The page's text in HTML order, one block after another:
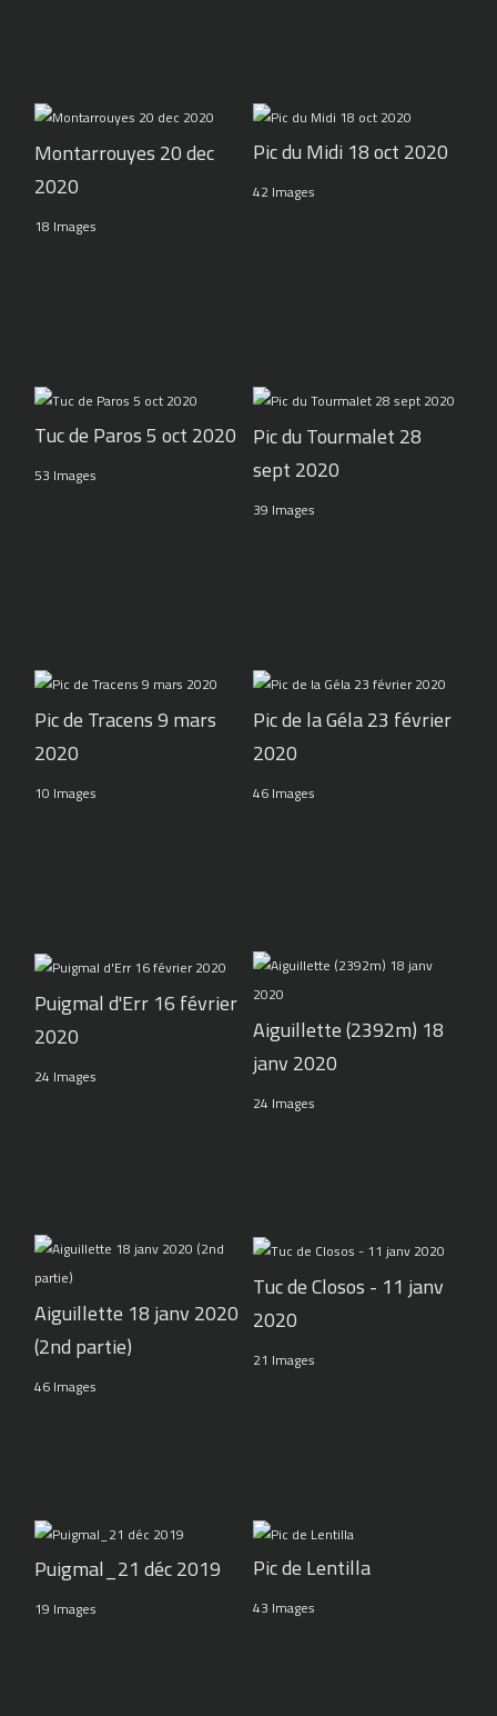
Montarrouyes 20 dec
2020
18 Images
Pic du Midi 18 oct 2020
42 Images
Tuc de Paros 5 oct 2020
53 Images
Pic du Tourmalet 28
sept 2020
39 Images
Pic de Tracens 9 mars
2020
10 Images
Pic de la Géla 23 février
2020
46 Images
Puigmal d'Err 16 février
2020
24 Images
Aiguillette (2392m) 18
janv 2020
24 Images
Aiguillette 18 janv 2020
(2nd partie)
46 Images
Tuc de Closos - 11 janv
2020
21 Images
Puigmal_21 déc 2019
19 Images
Pic de Lentilla
43 Images